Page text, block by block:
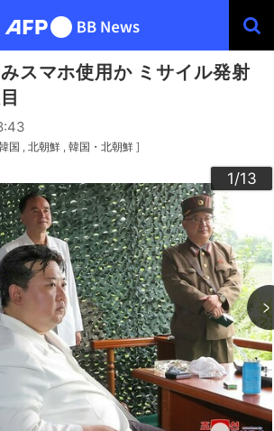
スマホ使用か ミサイル発射
国 北朝鮮 韓国・北朝鮮 ]
1/13
2/13
3/13
4/13
5/13
6/13
7/13
8/13
9/13
10/13
11/13
12/13
13/13